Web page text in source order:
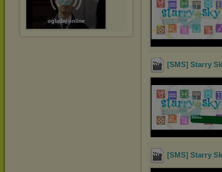
oglądaj online
[SMS] Starry
[SMS] Starry